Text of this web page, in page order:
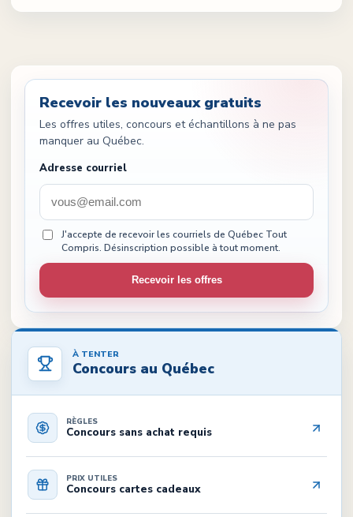
Recevoir les nouveaux gratuits
Les offres utiles, concours et échantillons à ne pas
manquer au Québec.
Adresse courriel
J'accepte de recevoir les courriels de Québec Tout
Compris. Désinscription possible à tout moment.
Recevoir les offres
À TENTER
Concours au Québec
RÈGLES
Concours sans achat requis
PRIX UTILES
Concours cartes cadeaux